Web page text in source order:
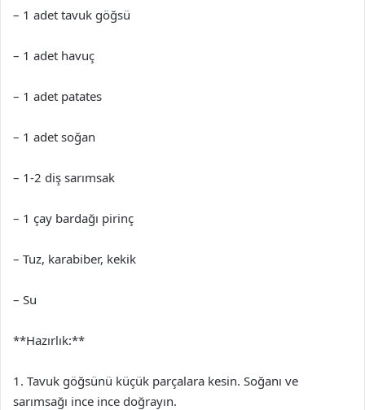
– 1 adet tavuk göğsü
– 1 adet havuç
– 1 adet patates
– 1 adet soğan
– 1-2 diş sarımsak
– 1 çay bardağı pirinç
– Tuz, karabiber, kekik
– Su
**Hazırlık:**
1. Tavuk göğsünü küçük parçalara kesin. Soğanı ve
sarımsağı ince ince doğrayın.